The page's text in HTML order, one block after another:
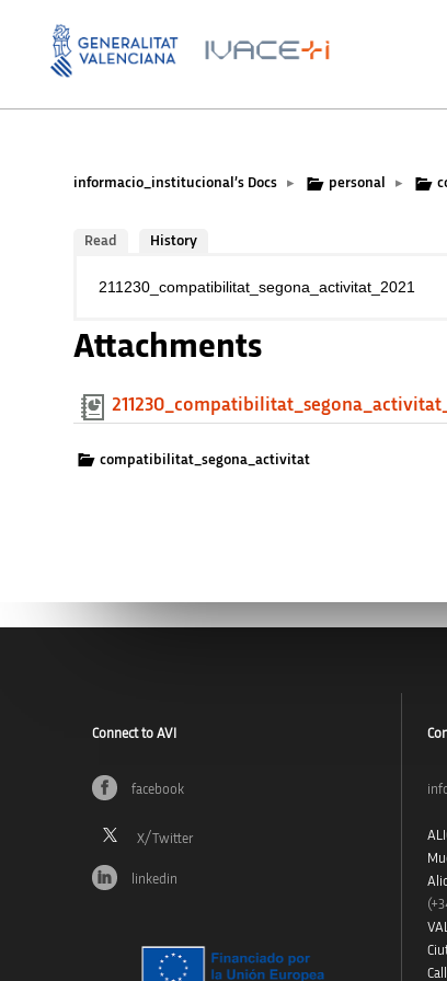
informacio_institucional’s Docs ▸ personal ▸
Read History
211230_compatibilitat_segona_activitat_2021
Attachments
compatibilitat_segona_activitat
Connect to AVI
facebook
linkedin